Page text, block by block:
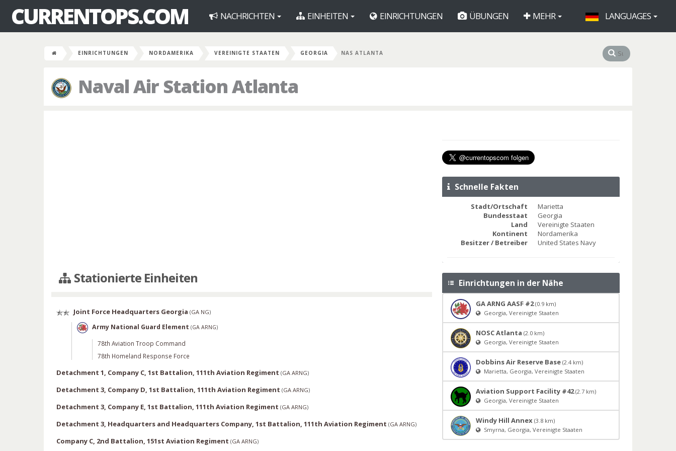
CURRENTOPS.COM NACHRICHTEN EINHEITEN EINRICHTUNGEN ÜBUNGEN MEHR LANGUAGES
EINRICHTUNGEN NORDAMERIKA VEREINIGTE STAATEN GEORGIA NAS ATLANTA
Naval Air Station Atlanta
Stationierte Einheiten
Joint Force Headquarters Georgia (GA NG)
Army National Guard Element (GA ARNG)
78th Aviation Troop Command
78th Homeland Response Force
Detachment 1, Company C, 1st Battalion, 111th Aviation Regiment (GA ARNG)
Detachment 3, Company D, 1st Battalion, 111th Aviation Regiment (GA ARNG)
Detachment 3, Company E, 1st Battalion, 111th Aviation Regiment (GA ARNG)
Detachment 3, Headquarters and Headquarters Company, 1st Battalion, 111th Aviation Regiment (GA ARNG)
Company C, 2nd Battalion, 151st Aviation Regiment (GA ARNG)
Schnelle Fakten
Stadt/Ortschaft
Marietta
Bundesstaat
Georgia
Land
Vereinigte Staaten
Kontinent
Nordamerika
Besitzer / Betreiber
United States Navy
Einrichtungen in der Nähe
GA ARNG AASF #2 (0.9 km)
Georgia, Vereinigte Staaten
NOSC Atlanta (2.0 km)
Georgia, Vereinigte Staaten
Dobbins Air Reserve Base (2.4 km)
Marietta, Georgia, Vereinigte Staaten
Aviation Support Facility #42 (2.7 km)
Georgia, Vereinigte Staaten
Windy Hill Annex (3.8 km)
Smyrna, Georgia, Vereinigte Staaten